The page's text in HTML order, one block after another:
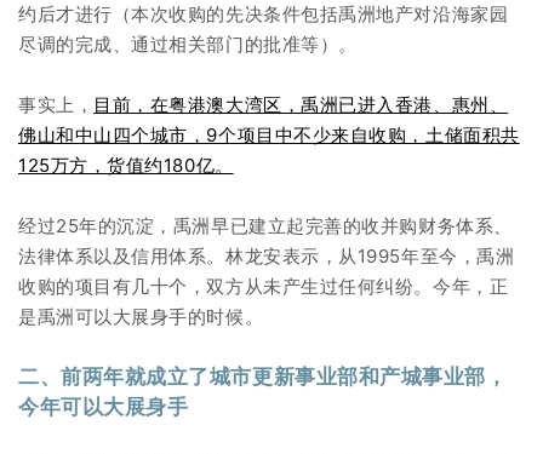
约后才进行（本次收购的先决条件包括禹洲地产对沿海家园
尽调的完成、通过相关部门的批准等）。
事实上， 目前，在粤港澳大湾区，禹洲已进入香港、惠州、
佛山和中山四个城市，9个项目中不少来自收购，土储面积共
125万方，货值约180亿。
经过25年的沉淀，禹洲早已建立起完善的收并购财务体系、
法律体系以及信用体系。林龙安表示，从1995年至今，禹洲
收购的项目有几十个，双方从未产生过任何纠纷。今年，正
是禹洲可以大展身手的时候。
二、前两年就成立了城市更新事业部和产城事业部，
今年可以大展身手